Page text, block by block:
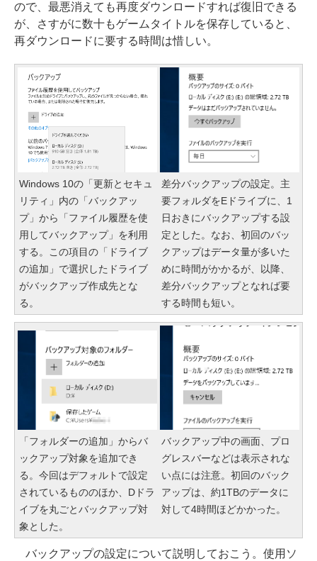
ので、最悪消えても再度ダウンロードすれば復旧できる
が、さすがに数十もゲームタイトルを保存していると、
再ダウンロードに要する時間は惜しい。
Windows 10の「更新とセキュ
リティ」内の「バックアッ
プ」から「ファイル履歴を使
用してバックアップ」を利用
する。この項目の「ドライブ
の追加」で選択したドライブ
がバックアップ作成先とな
る。
差分バックアップの設定。主
要フォルダをEドライブに、1
日おきにバックアップする設
定とした。なお、初回のバッ
クアップはデータ量が多いた
めに時間がかかるが、以降、
差分バックアップとなれば要
する時間も短い。
「フォルダーの追加」からバ
ックアップ対象を追加でき
る。今回はデフォルトで設定
されているもののほか、Dドラ
イブを丸ごとバックアップ対
象とした。
バックアップ中の画面、プロ
グレスバーなどは表示されな
い点には注意。初回のバック
アップは、約1TBのデータに
対して4時間ほどかかった。
バックアップの設定について説明しておこう。使用ソ